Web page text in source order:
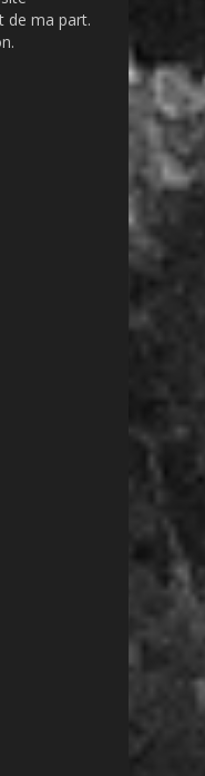
de ma part.